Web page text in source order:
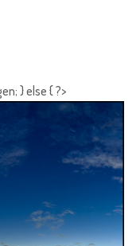
} else { ?>